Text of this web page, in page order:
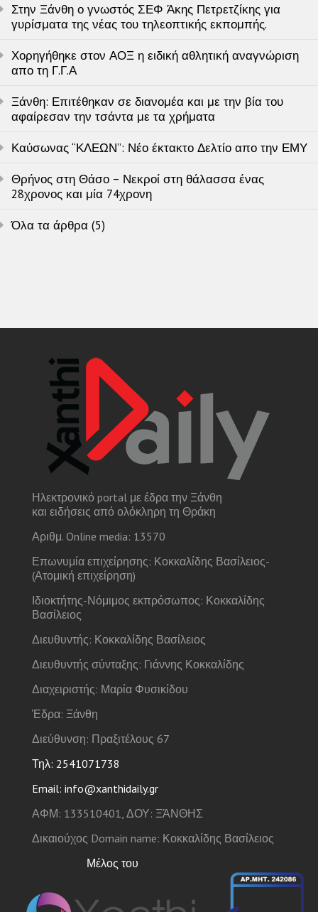
Στην Ξάνθη ο γνωστός ΣΕΦ Άκης Πετρετζίκης για
γυρίσματα της νέας του τηλεοπτικής εκπομπής.
Χορηγήθηκε στον ΑΟΞ η ειδική αθλητική αναγνώριση
απο τη Γ.Γ.Α
Ξάνθη: Επιτέθηκαν σε διανομέα και με την βία του
αφαίρεσαν την τσάντα με τα χρήματα
Καύσωνας “ΚΛΕΩΝ”: Νέο έκτακτο Δελτίο απο την ΕΜΥ
Θρήνος στη Θάσο – Νεκροί στη θάλασσα ένας
28χρονος και μία 74χρονη
Όλα τα άρθρα (5)
Ηλεκτρονικό portal με έδρα την Ξάνθη
και ειδήσεις από ολόκληρη τη Θράκη
Αριθμ. Online media: 13570
Επωνυμία επιχείρησης: Κοκκαλίδης Βασίλειος-
(Ατομική επιχείρηση)
Ιδιοκτήτης-Νόμιμος εκπρόσωπος: Κοκκαλίδης
Βασίλειος
Διευθυντής: Κοκκαλίδης Βασίλειος
Διευθυντής σύνταξης: Γιάννης Κοκκαλίδης
Διαχειριστής: Μαρία Φυσικίδου
Έδρα: Ξάνθη
Διεύθυνση: Πραξιτέλους 67
Τηλ: 2541071738
Email: info@xanthidaily.gr
ΑΦΜ: 133510401, ΔΟΥ: ΞΆΝΘΗΣ
Δικαιούχος Domain name: Κοκκαλίδης Βασίλειος
Μέλος του